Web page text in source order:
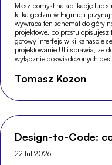
Masz pomysł na aplikację lub
kilka godzin w Figmie i
wywraca ten schemat do góry
projektowe, po prostu
gotowy interfejs w kilkanaście
projektowanie UI i sprawia, że
wyłącznie doświadczonych
Tomasz Kozon
Design-to-Code:
22 lut 2026